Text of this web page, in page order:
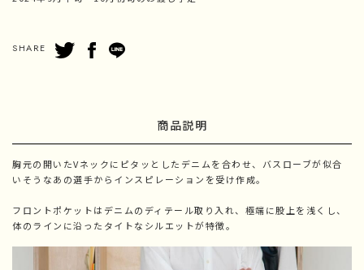
SHARE
商品説明
胸元の開いたVネックにピタッとしたデニムを合わせ、バスローブが似合
いそうなあの選手からインスピレーションを受け作成。
フロントポケットはデニムのディテール取り入れ、極端に股上を浅くし、
体のラインに沿ったタイトなシルエットが特徴。